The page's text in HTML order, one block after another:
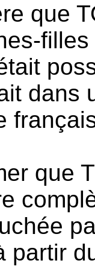
que
dans
que
partir